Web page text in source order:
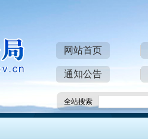
网站首页
通知公告
全站搜索